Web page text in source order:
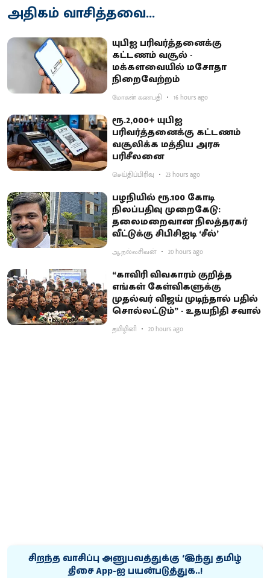
அதிகம் வாசித்தவை...
யுபிஐ பரிவர்த்தனைக்கு
கட்டணம் வசூல் -
மக்களவையில் மசோதா
நிறைவேற்றம்
மோகன் கணபதி 16 hours ago
ரூ.2,000+ யுபிஐ
பரிவர்த்தனைக்கு கட்டணம்
வசூலிக்க மத்திய அரசு
பரிசீலனை
செய்திப்பிரிவு 23 hours ago
பழநியில் ரூ.100 கோடி
நிலப்பதிவு முறைகேடு:
தலைமறைவான நிலத்தரகர்
வீட்டுக்கு சிபிசிஐடி ‘சீல்’
ஆ.நல்லசிவன் 20 hours ago
“காவிரி விவகாரம் குறித்த
எங்கள் கேள்விகளுக்கு
முதல்வர் விஜய் முடிந்தால் பதில்
சொல்லட்டும்” - உதயநிதி சவால்
தமிழினி 20 hours ago
சிறந்த வாசிப்பு அனுபவத்துக்கு ‘இந்து தமிழ்
திசை App-ஐ பயன்படுத்துக..!